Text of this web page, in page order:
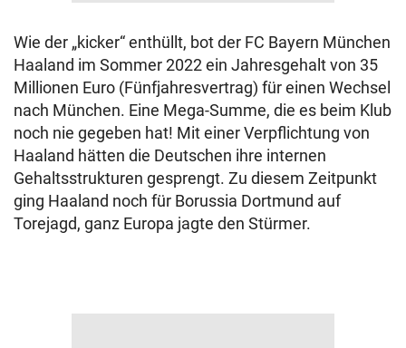
Wie der „kicker“ enthüllt, bot der FC Bayern München
Haaland im Sommer 2022 ein Jahresgehalt von 35
Millionen Euro (Fünfjahresvertrag) für einen Wechsel
nach München. Eine Mega-Summe, die es beim Klub
noch nie gegeben hat! Mit einer Verpflichtung von
Haaland hätten die Deutschen ihre internen
Gehaltsstrukturen gesprengt. Zu diesem Zeitpunkt
ging Haaland noch für Borussia Dortmund auf
Torejagd, ganz Europa jagte den Stürmer.